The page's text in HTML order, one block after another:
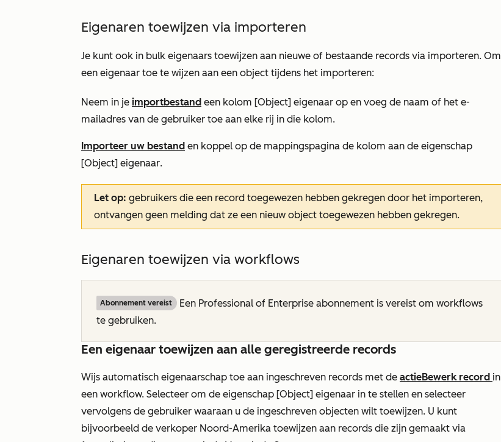
Eigenaren toewijzen via importeren
Je kunt ook in bulk eigenaars toewijzen aan nieuwe of bestaande records via importeren. Om
een eigenaar toe te wijzen aan een object tijdens het importeren:
Neem in je importbestand een kolom [Object] eigenaar op en voeg de naam of het e-
mailadres van de gebruiker toe aan elke rij in die kolom.
Importeer uw bestand en koppel op de mappingspagina de kolom aan de eigenschap
[Object] eigenaar.
Let op: gebruikers die een record toegewezen hebben gekregen door het importeren,
ontvangen geen melding dat ze een nieuw object toegewezen hebben gekregen.
Eigenaren toewijzen via workflows
Abonnement vereist Een Professional of Enterprise abonnement is vereist om workflows
te gebruiken.
Een eigenaar toewijzen aan alle geregistreerde records
Wijs automatisch eigenaarschap toe aan ingeschreven records met de actieBewerk record in
een workflow. Selecteer om de eigenschap [Object] eigenaar in te stellen en selecteer
vervolgens de gebruiker waaraan u de ingeschreven objecten wilt toewijzen. U kunt
bijvoorbeeld de verkoper Noord-Amerika toewijzen aan records die zijn gemaakt via